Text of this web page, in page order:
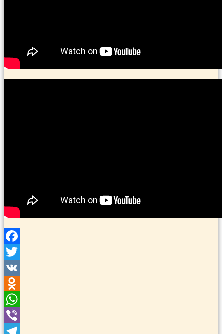
Facebook
Twitter
VK
Odnoklassniki
WhatsApp
Viber